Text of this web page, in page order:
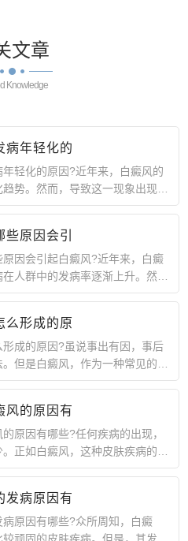
文章
Knowledge
病年轻化的
年轻化的原因?近年来，白癜风的
势。然而，导致这一现象出现的
需
些原因会引
原因会引起白癜风?近年来，白癜
人群中的发病率逐渐上升。然
肤疾
么形成的原
形成的原因?虽说事出有因，事后
但是白癜风，作为一种常见的皮
病
风的原因有
的原因有哪些?任何疾病的出现，
正如白癜风，这种皮肤疾病的出
风
发病原因有
病原因有哪些?众所周知，白癜
顽固的皮肤疾病。但是，其发病